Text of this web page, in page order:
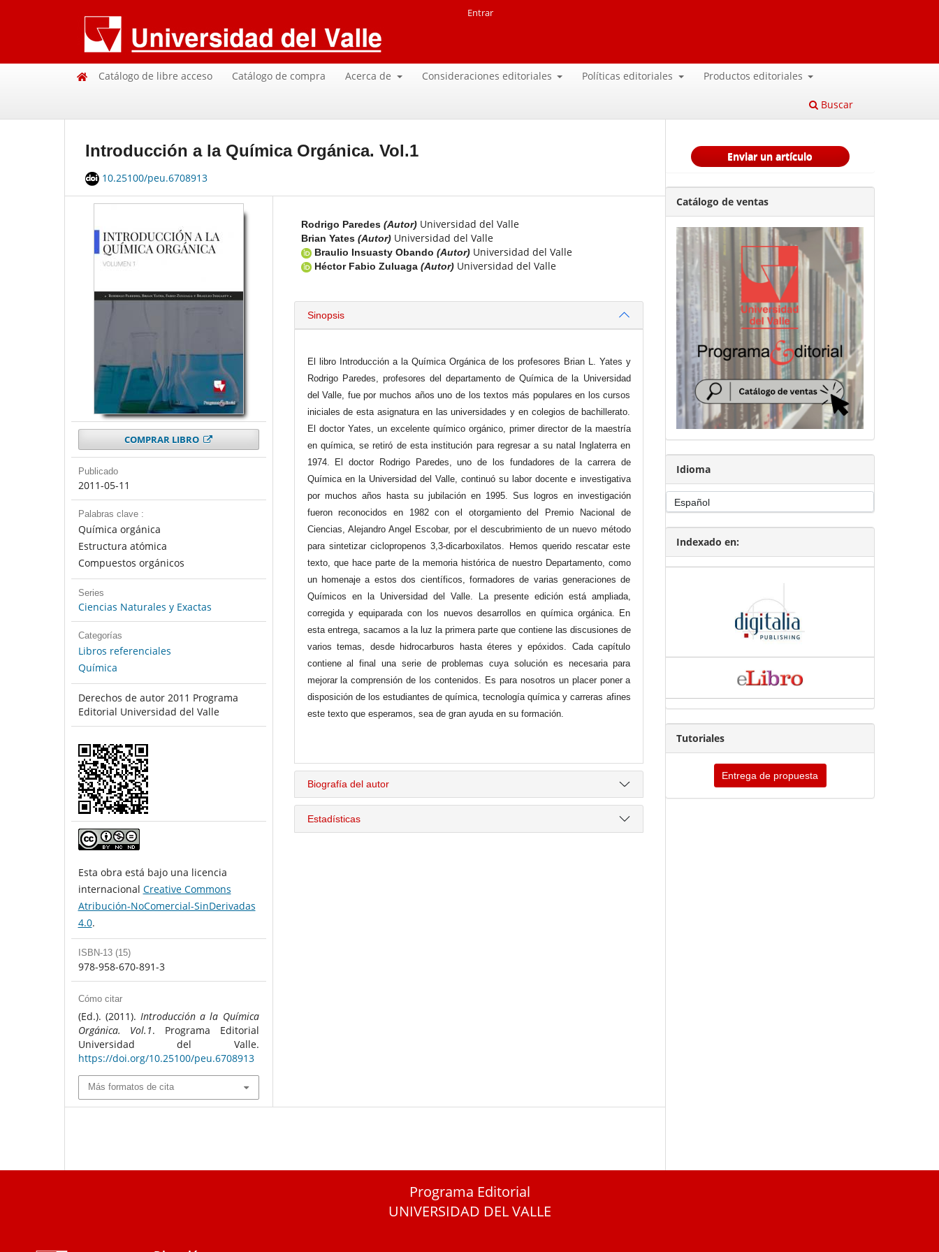
Catálogo de libre acceso Catálogo de compra Acerca de Consideraciones editoriales Políticas editoriales Productos editoriales
Buscar
Entrar
Introducción a la Química Orgánica. Vol.1
10.25100/peu.6708913
COMPRAR LIBRO
Publicado
2011-05-11
Palabras clave :
Química orgánica
Estructura atómica
Compuestos orgánicos
Series
Ciencias Naturales y Exactas
Categorías
Libros referenciales
Química
Derechos de autor 2011 Programa
Editorial Universidad del Valle
Esta obra está bajo una licencia
internacional Creative Commons
Atribución-NoComercial-SinDerivadas
4.0.
ISBN-13 (15)
978-958-670-891-3
Cómo citar
(Ed.). (2011). Introducción a la Química
Orgánica. Vol.1. Programa Editorial
Universidad del Valle.
https://doi.org/10.25100/peu.6708913
Más formatos de cita
Rodrigo Paredes (Autor) Universidad del Valle
Brian Yates (Autor) Universidad del Valle
Braulio Insuasty Obando (Autor) Universidad del Valle
Héctor Fabio Zuluaga (Autor) Universidad del Valle
Sinopsis
El libro Introducción a la Química Orgánica de los profesores Brian L. Yates y
Rodrigo Paredes, profesores del departamento de Química de la Universidad
del Valle, fue por muchos años uno de los textos más populares en los cursos
iniciales de esta asignatura en las universidades y en colegios de bachillerato.
El doctor Yates, un excelente químico orgánico, primer director de la maestría
en química, se retiró de esta institución para regresar a su natal Inglaterra en
1974. El doctor Rodrigo Paredes, uno de los fundadores de la carrera de
Química en la Universidad del Valle, continuó su labor docente e investigativa
por muchos años hasta su jubilación en 1995. Sus logros en investigación
fueron reconocidos en 1982 con el otorgamiento del Premio Nacional de
Ciencias, Alejandro Angel Escobar, por el descubrimiento de un nuevo método
para sintetizar ciclopropenos 3,3-dicarboxilatos. Hemos querido rescatar este
texto, que hace parte de la memoria histórica de nuestro Departamento, como
un homenaje a estos dos científicos, formadores de varias generaciones de
Químicos en la Universidad del Valle. La presente edición está ampliada,
corregida y equiparada con los nuevos desarrollos en química orgánica. En
esta entrega, sacamos a la luz la primera parte que contiene las discusiones de
varios temas, desde hidrocarburos hasta éteres y epóxidos. Cada capítulo
contiene al final una serie de problemas cuya solución es necesaria para
mejorar la comprensión de los contenidos. Es para nosotros un placer poner a
disposición de los estudiantes de química, tecnología química y carreras afines
este texto que esperamos, sea de gran ayuda en su formación.
Biografía del autor
Estadísticas
Enviar un artículo
Catálogo de ventas
Idioma
Indexado en:
Tutoriales
Entrega de propuesta
Programa Editorial
UNIVERSIDAD DEL VALLE